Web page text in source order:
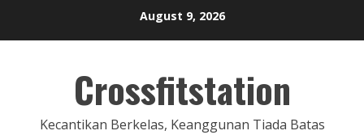
August 9, 2026
Crossfitstation
Kecantikan Berkelas, Keanggunan Tiada Batas